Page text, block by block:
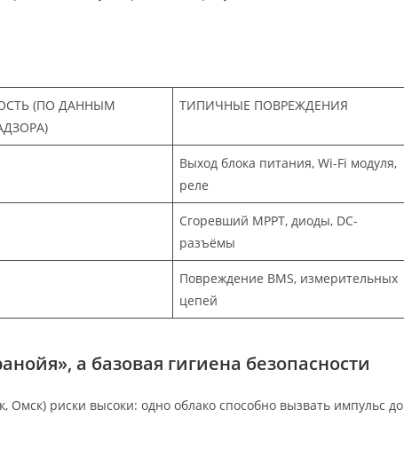
(ПО ДАННЫМ
ТИПИЧНЫЕ ПОВРЕЖДЕНИЯ
Выход блока питания, Wi-Fi модуля,
реле
Сгоревший MPPT, диоды, DC-
разъёмы
Повреждение BMS, измерительных
цепей
а базовая гигиена безопасности
Омск) риски высоки: одно облако способно вызвать импульс до